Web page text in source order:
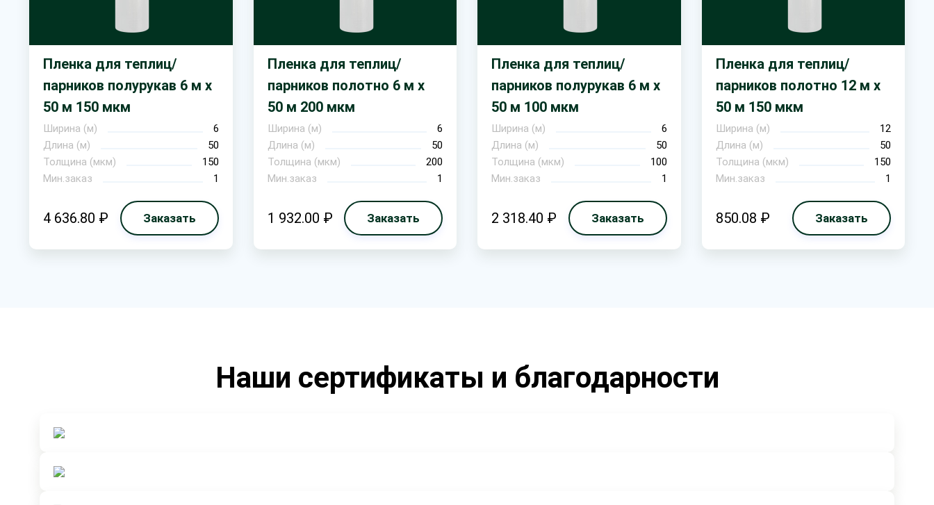
Пленка для теплиц/
парников полурукав 6 м х
50 м 150 мкм
Ширина (м)
6
Длина (м)
50
Толщина (мкм)
150
Мин.заказ
1
4 636.80 ₽ Заказать
Пленка для теплиц/
парников полотно 6 м х
50 м 200 мкм
Ширина (м)
6
Длина (м)
50
Толщина (мкм)
200
Мин.заказ
1
1 932.00 ₽ Заказать
Пленка для теплиц/
парников полурукав 6 м х
50 м 100 мкм
Ширина (м)
6
Длина (м)
50
Толщина (мкм)
100
Мин.заказ
1
2 318.40 ₽ Заказать
Пленка для теплиц/
парников полотно 12 м х
50 м 150 мкм
Ширина (м)
12
Длина (м)
50
Толщина (мкм)
150
Мин.заказ
1
850.08 ₽ Заказать
Наши сертификаты и благодарности